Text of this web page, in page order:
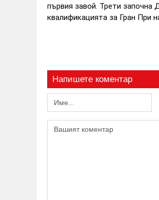
първия завой. Трети започна
квалификацията за Гран При
Напишете коментар